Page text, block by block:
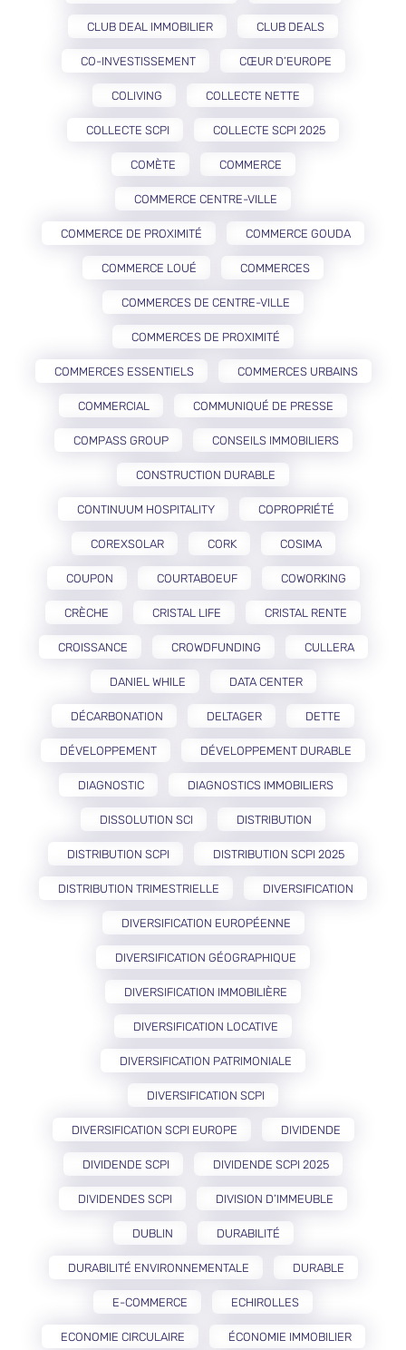
CLUB DEAL IMMOBILIER CLUB DEALS
CO-INVESTISSEMENT CŒUR D’EUROPE
COLIVING COLLECTE NETTE
COLLECTE SCPI COLLECTE SCPI 2025
COMÈTE COMMERCE
COMMERCE CENTRE-VILLE
COMMERCE DE PROXIMITÉ COMMERCE GOUDA
COMMERCE LOUÉ COMMERCES
COMMERCES DE CENTRE-VILLE
COMMERCES DE PROXIMITÉ
COMMERCES ESSENTIELS COMMERCES URBAINS
COMMERCIAL COMMUNIQUÉ DE PRESSE
COMPASS GROUP CONSEILS IMMOBILIERS
CONSTRUCTION DURABLE
CONTINUUM HOSPITALITY COPROPRIÉTÉ
COREXSOLAR CORK COSIMA
COUPON COURTABOEUF COWORKING
CRÈCHE CRISTAL LIFE CRISTAL RENTE
CROISSANCE CROWDFUNDING CULLERA
DANIEL WHILE DATA CENTER
DÉCARBONATION DELTAGER DETTE
DÉVELOPPEMENT DÉVELOPPEMENT DURABLE
DIAGNOSTIC DIAGNOSTICS IMMOBILIERS
DISSOLUTION SCI DISTRIBUTION
DISTRIBUTION SCPI DISTRIBUTION SCPI 2025
DISTRIBUTION TRIMESTRIELLE DIVERSIFICATION
DIVERSIFICATION EUROPÉENNE
DIVERSIFICATION GÉOGRAPHIQUE
DIVERSIFICATION IMMOBILIÈRE
DIVERSIFICATION LOCATIVE
DIVERSIFICATION PATRIMONIALE
DIVERSIFICATION SCPI
DIVERSIFICATION SCPI EUROPE DIVIDENDE
DIVIDENDE SCPI DIVIDENDE SCPI 2025
DIVIDENDES SCPI DIVISION D’IMMEUBLE
DUBLIN DURABILITÉ
DURABILITÉ ENVIRONNEMENTALE DURABLE
E-COMMERCE ECHIROLLES
ECONOMIE CIRCULAIRE ÉCONOMIE IMMOBILIER